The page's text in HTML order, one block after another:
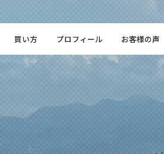
買い方 プロフィール お客様の声